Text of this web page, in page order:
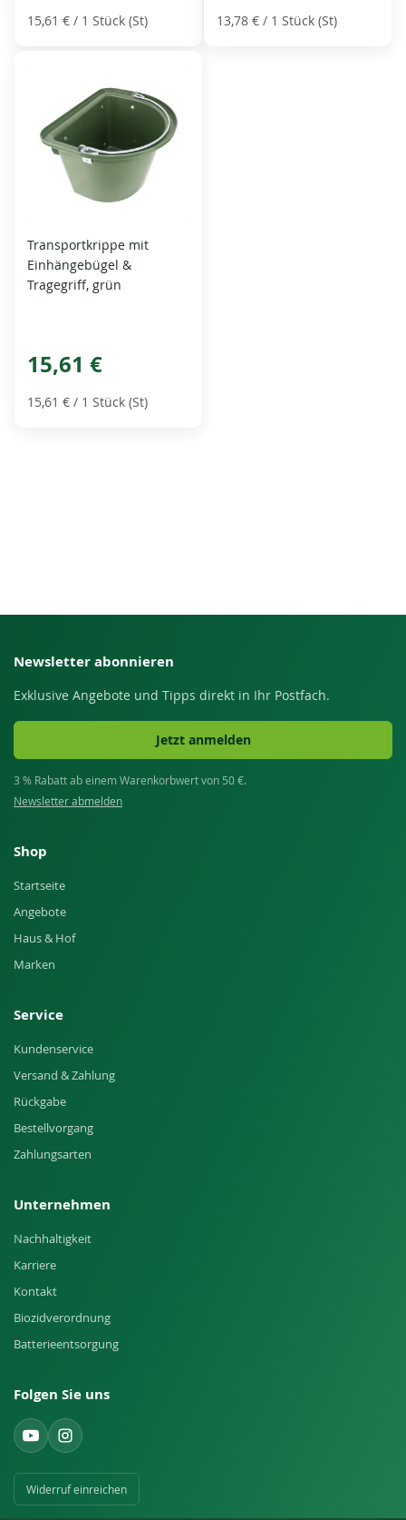
15,61 € / 1 Stück (St) 13,78 € / 1 Stück (St)
Transportkrippe mit
Einhängebügel &
Tragegriff, grün
15,61 €
15,61 € / 1 Stück (St)
Newsletter abonnieren
Exklusive Angebote und Tipps direkt in Ihr Postfach.
Jetzt anmelden
3 % Rabatt ab einem Warenkorbwert von 50 €.
Newsletter abmelden
Shop
Startseite
Angebote
Haus & Hof
Marken
Service
Kundenservice
Versand & Zahlung
Rückgabe
Bestellvorgang
Zahlungsarten
Unternehmen
Nachhaltigkeit
Karriere
Kontakt
Biozidverordnung
Batterieentsorgung
Folgen Sie uns
Widerruf einreichen